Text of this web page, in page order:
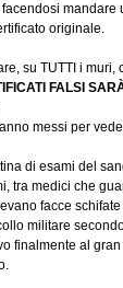
mandare
originale.
su TUTTI i muri,
FALSI
messi per
di esami del
tra medici che
facce
militare
finalmente al